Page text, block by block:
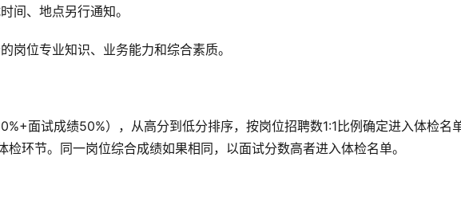
间、地点另行通知。
岗位专业知识、业务能力和综合素质。
面试成绩50%），从高分到低分排序，按岗位招聘数1:1比例确定进入体检名单
环节。同一岗位综合成绩如果相同，以面试分数高者进入体检名单。